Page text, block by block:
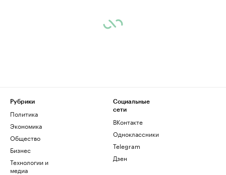
Рубрики
Политика
Экономика
Общество
Бизнес
Технологии и
медиа
Социальные
сети
ВКонтакте
Одноклассники
Telegram
Дзен